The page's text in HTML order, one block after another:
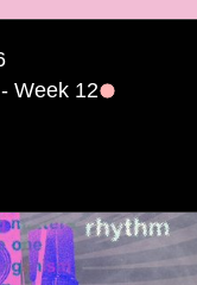
Week 12